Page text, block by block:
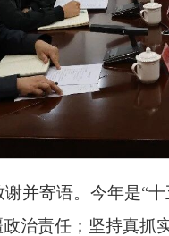
并寄语。今年是“
治责任；坚持真